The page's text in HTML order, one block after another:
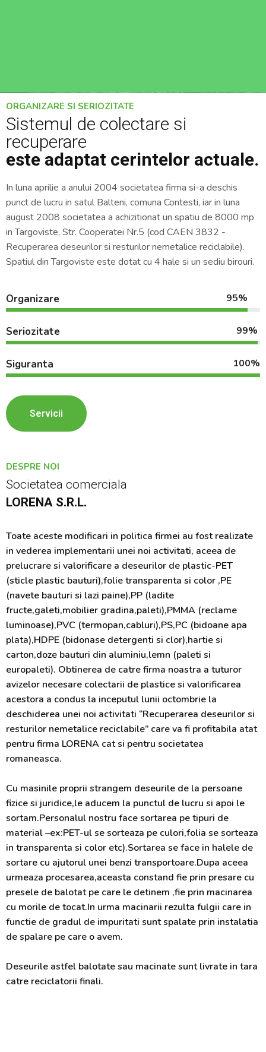
ORGANIZARE SI SERIOZITATE
Sistemul de colectare si
recuperare
este adaptat cerintelor actuale.
In luna aprilie a anului 2004 societatea firma si-a deschis
punct de lucru in satul Balteni, comuna Contesti, iar in luna
august 2008 societatea a achizitionat un spatiu de 8000 mp
in Targoviste, Str. Cooperatei Nr.5 (cod CAEN 3832 -
Recuperarea deseurilor si resturilor nemetalice reciclabile).
Spatiul din Targoviste este dotat cu 4 hale si un sediu birouri.
Organizare 95%
Seriozitate 99%
Siguranta 100%
Servicii
DESPRE NOI
Societatea comerciala
LORENA S.R.L.
Toate aceste modificari in politica firmei au fost realizate
in vederea implementarii unei noi activitati, aceea de
prelucrare si valorificare a deseurilor de plastic-PET
(sticle plastic bauturi),folie transparenta si color ,PE
(navete bauturi si lazi paine),PP (ladite
fructe,galeti,mobilier gradina,paleti),PMMA (reclame
luminoase),PVC (termopan,cabluri),PS,PC (bidoane apa
plata),HDPE (bidonase detergenti si clor),hartie si
carton,doze bauturi din aluminiu,lemn (paleti si
europaleti). Obtinerea de catre firma noastra a tuturor
avizelor necesare colectarii de plastice si valorificarea
acestora a condus la inceputul lunii octombrie la
deschiderea unei noi activitati “Recuperarea deseurilor si
resturilor nemetalice reciclabile” care va fi profitabila atat
pentru firma LORENA cat si pentru societatea
romaneasca.
Cu masinile proprii strangem deseurile de la persoane
fizice si juridice,le aducem la punctul de lucru si apoi le
sortam.Personalul nostru face sortarea pe tipuri de
material –ex:PET-ul se sorteaza pe culori,folia se sorteaza
in transparenta si color etc).Sortarea se face in halele de
sortare cu ajutorul unei benzi transportoare.Dupa aceea
urmeaza procesarea,aceasta constand fie prin presare cu
presele de balotat pe care le detinem ,fie prin macinarea
cu morile de tocat.In urma macinarii rezulta fulgii care in
functie de gradul de impuritati sunt spalate prin instalatia
de spalare pe care o avem.
Deseurile astfel balotate sau macinate sunt livrate in tara
catre reciclatorii finali.